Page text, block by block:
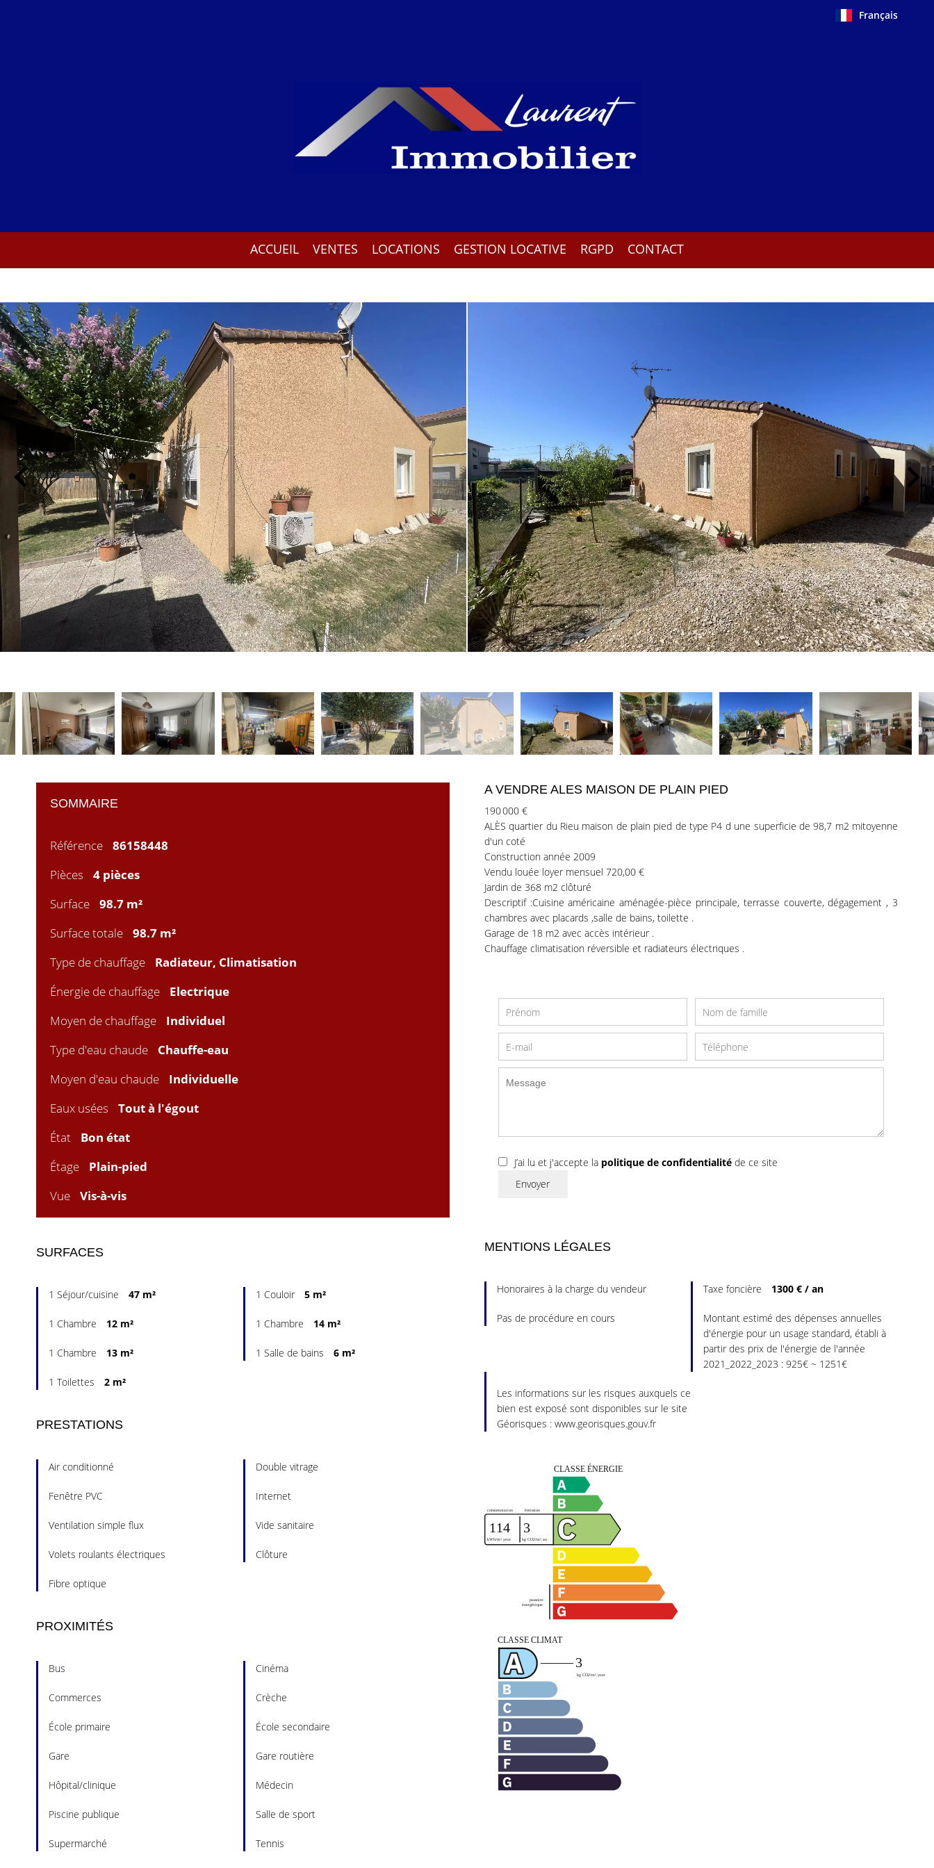
Français
ACCUEIL VENTES LOCATIONS GESTION LOCATIVE RGPD CONTACT
SOMMAIRE
Référence
86158448
Pièces
4 pièces
Surface
98.7 m²
Surface totale
98.7 m²
Type de chauffage
Radiateur, Climatisation
Énergie de chauffage
Electrique
Moyen de chauffage
Individuel
Type d'eau chaude
Chauffe-eau
Moyen d'eau chaude
Individuelle
Eaux usées
Tout à l'égout
État
Bon état
Étage
Plain-pied
Vue
Vis-à-vis
SURFACES
1 Séjour/cuisine 47 m² 1 Couloir 5 m²
1 Chambre 12 m² 1 Chambre 14 m²
1 Chambre 13 m² 1 Salle de bains 6 m²
1 Toilettes 2 m²
PRESTATIONS
Air conditionné Double vitrage
Fenêtre PVC Internet
Ventilation simple flux Vide sanitaire
Volets roulants électriques Clôture
Fibre optique
PROXIMITÉS
Bus Cinéma
Commerces Crèche
École primaire École secondaire
Gare Gare routière
Hôpital/clinique Médecin
Piscine publique Salle de sport
Supermarché Tennis
A VENDRE ALES MAISON DE PLAIN PIED
190 000 €
ALÈS quartier du Rieu maison de plain pied de type P4 d une superficie de 98,7 m2 mitoyenne
d'un coté
Construction année 2009
Vendu louée loyer mensuel 720,00 €
Jardin de 368 m2 clôturé
Descriptif :Cuisine américaine aménagée-pièce principale, terrasse couverte, dégagement , 3
chambres avec placards ,salle de bains, toilette .
Garage de 18 m2 avec accès intérieur .
Chauffage climatisation réversible et radiateurs électriques .
J’ai lu et j'accepte la politique de confidentialitéde ce site
Envoyer
MENTIONS LÉGALES
Honoraires à la charge du vendeur Taxe foncière 1300 € / an
Pas de procédure en cours
Montant estimé des dépenses annuelles
d'énergie pour un usage standard, établi à
partir des prix de l'énergie de l'année
2021_2022_2023 : 925€ ~ 1251€
Les informations sur les risques auxquels ce
bien est exposé sont disponibles sur le site
Géorisques : www.georisques.gouv.fr